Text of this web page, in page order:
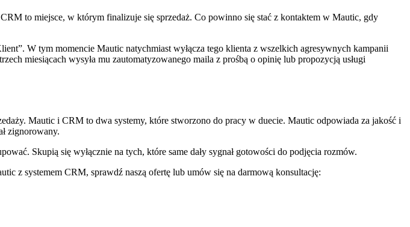
to miejsce, w którym finalizuje się sprzedaż. Co powinno się stać z kontaktem w Mautic, gdy
W tym momencie Mautic natychmiast wyłącza tego klienta z wszelkich agresywnych kampanii
miesiącach wysyła mu zautomatyzowanego maila z prośbą o opinię lub propozycją usługi
Mautic i CRM to dwa systemy, które stworzono do pracy w duecie. Mautic odpowiada za jakość i
zignorowany.
Skupią się wyłącznie na tych, które same dały sygnał gotowości do podjęcia rozmów.
z systemem CRM, sprawdź naszą ofertę lub umów się na darmową konsultację: